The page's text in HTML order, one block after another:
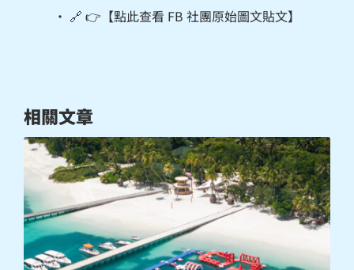
• 🔗 👉【點此查看 FB 社團原始圖文貼文】
相關文章